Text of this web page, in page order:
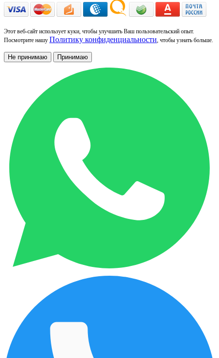
Этот веб-сайт использует куки, чтобы улучшить Ваш пользовательский опыт.
Посмотрите нашу Политику конфиденциальности, чтобы узнать больше.
Не принимаю Принимаю